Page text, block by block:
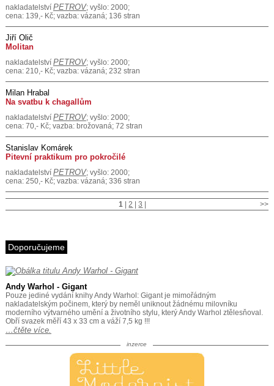
nakladatelství PETROV; vyšlo: 2000;
cena: 139,- Kč; vazba: vázaná; 136 stran
Jiří Olič
Molitan
nakladatelství PETROV; vyšlo: 2000;
cena: 210,- Kč; vazba: vázaná; 232 stran
Milan Hrabal
Na svatbu k chagallům
nakladatelství PETROV; vyšlo: 2000;
cena: 70,- Kč; vazba: brožovaná; 72 stran
Stanislav Komárek
Pitevní praktikum pro pokročilé
nakladatelství PETROV; vyšlo: 2000;
cena: 250,- Kč; vazba: vázaná; 336 stran
>>
1 |2 |3
Doporučujeme
Andy Warhol - Gigant
Pouze jediné vydání knihy Andy Warhol: Gigant je mimořádným
nakladatelským počinem, který by neměl uniknout žádnému milovníku
moderního výtvarného umění a životního stylu, který Andy Warhol ztělesňoval.
Obří svazek měří 43 x 33 cm a váží 7,5 kg !!!
…čtěte více.
inzerce